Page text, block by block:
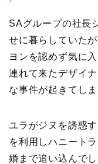
SAグループの社長
せに暮らしていた
ヨンを認めず気に
連れて来たデザイ
な事件が起きてしま
ユラがジヌを誘惑
を利用しハニート
婚まで追い込んで